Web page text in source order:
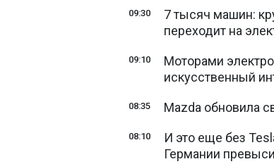
09:30
7 тысяч машин:
переходит на
09:10
Моторами
искусственный
08:35 Mazda обновила
08:10
И это еще без
Германии